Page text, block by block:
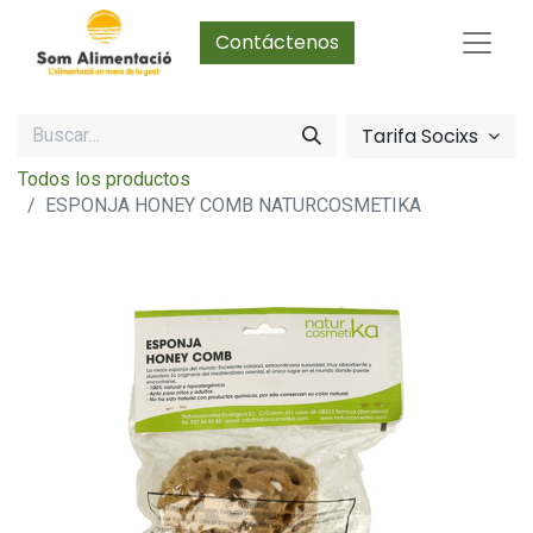
Contáctenos
Tarifa Socixs
Todos los productos
ESPONJA HONEY COMB NATURCOSMETIKA